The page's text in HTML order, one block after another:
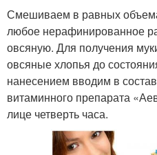
Смешиваем в равных
любое нерафинированное
овсяную. Для получения
овсяные хлопья до
нанесением вводим в
витаминного препарата
лице четверть часа.